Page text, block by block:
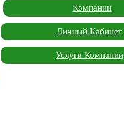
Компании
Личный Кабинет
Услуги Компании